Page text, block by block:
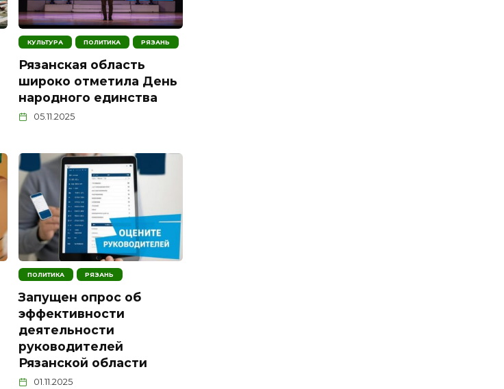
КУЛЬТУРА ПОЛИТИКА РЯЗАНЬ
Рязанская область
широко отметила День
народного единства
05.11.2025
ПОЛИТИКА РЯЗАНЬ
Запущен опрос об
эффективности
деятельности
руководителей
Рязанской области
01.11.2025